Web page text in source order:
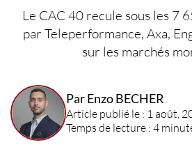
Le CAC 40 recule sous les 7
par Teleperformance, Axa,
sur les marchés
Par Enzo BECHER
Article publié le : 1 août,
Temps de lecture : 4